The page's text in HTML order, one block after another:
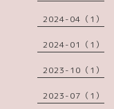
2024-04（1）
2024-01（1）
2023-10（1）
2023-07（1）